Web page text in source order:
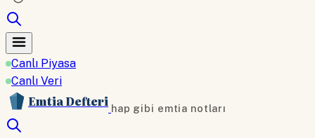
Canlı Piyasa
Canlı Veri
Emtia Defteri hap gibi emtia notları